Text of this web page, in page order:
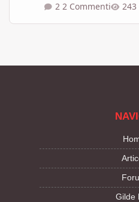
2 Commenti
Gilde